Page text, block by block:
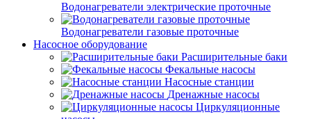
Водонагреватели электрические проточные
Водонагреватели газовые проточные
Насосное оборудование
Расширительные баки
Фекальные насосы
Насосные станции
Дренажные насосы
Циркуляционные